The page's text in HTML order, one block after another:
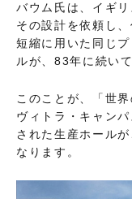
バウム氏は、イギ
その設計を依頼し
短縮に用いた同じ
ルが、83年に続いて
このことが、「世
ヴィトラ・キャン
された生産ホール
なります。